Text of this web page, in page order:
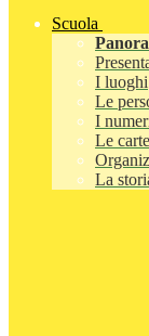
Scuola
I luoghi
Le
I
Le
La